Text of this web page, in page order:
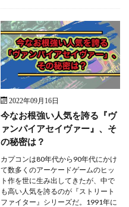
2022年09月16日
今なお根強い人気を誇る『ヴ
ァンパイアセイヴァー』、そ
の秘密は？
カプコンは80年代から90年代にかけ
て数多くのアーケードゲームのヒッ
ト作を世に生み出してきたが、中で
も高い人気を誇るのが『ストリート
ファイター』シリーズだ。1991年に